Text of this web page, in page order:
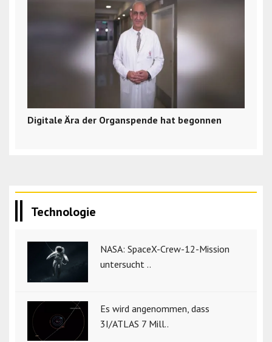
Digitale Ära der Organspende hat begonnen
Technologie
NASA: SpaceX-Crew-12-Mission
untersucht ..
Es wird angenommen, dass
3I/ATLAS 7 Mill..